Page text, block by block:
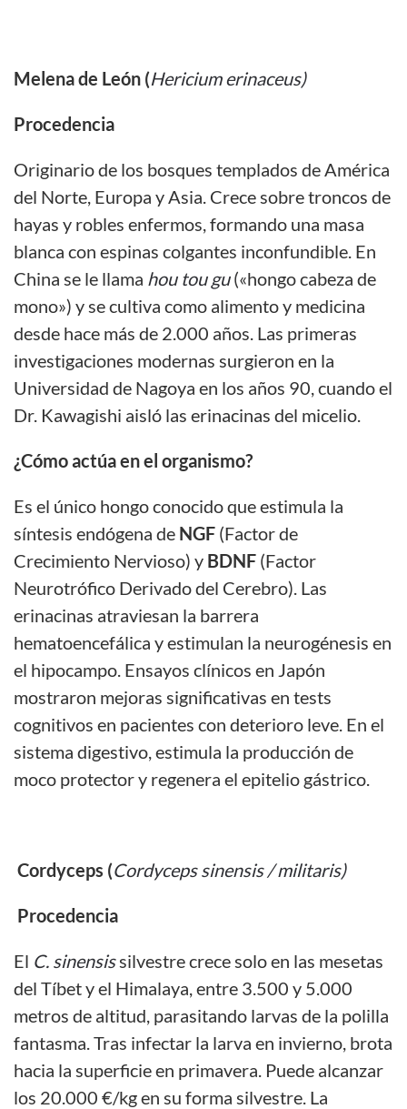
Melena de León (Hericium erinaceus)
Procedencia
Originario de los bosques templados de América
del Norte, Europa y Asia. Crece sobre troncos de
hayas y robles enfermos, formando una masa
blanca con espinas colgantes inconfundible. En
China se le llama hou tou gu(«hongo cabeza de
mono») y se cultiva como alimento y medicina
desde hace más de 2.000 años. Las primeras
investigaciones modernas surgieron en la
Universidad de Nagoya en los años 90, cuando el
Dr. Kawagishi aisló las erinacinas del micelio.
¿Cómo actúa en el organismo?
Es el único hongo conocido que estimula la
síntesis endógena de NGF (Factor de
Crecimiento Nervioso) y BDNF (Factor
Neurotrófico Derivado del Cerebro). Las
erinacinas atraviesan la barrera
hematoencefálica y estimulan la neurogénesis en
el hipocampo. Ensayos clínicos en Japón
mostraron mejoras significativas en tests
cognitivos en pacientes con deterioro leve. En el
sistema digestivo, estimula la producción de
moco protector y regenera el epitelio gástrico.
Cordyceps (Cordyceps sinensis / militaris)
Procedencia
El C. sinensissilvestre crece solo en las mesetas
del Tíbet y el Himalaya, entre 3.500 y 5.000
metros de altitud, parasitando larvas de la polilla
fantasma. Tras infectar la larva en invierno, brota
hacia la superficie en primavera. Puede alcanzar
los 20.000 €/kg en su forma silvestre. La